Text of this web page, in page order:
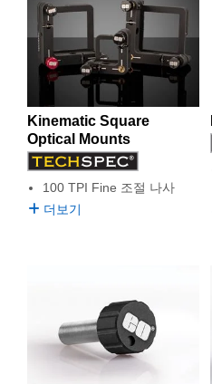
Kinematic Square
Optical Mounts
100 TPI Fine 조절 나사
더보기